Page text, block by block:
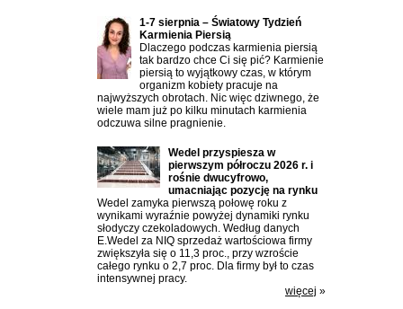
1-7 sierpnia – Światowy Tydzień
Karmienia Piersią
Dlaczego podczas karmienia piersią
tak bardzo chce Ci się pić? Karmienie
piersią to wyjątkowy czas, w którym
organizm kobiety pracuje na
najwyższych obrotach. Nic więc dziwnego, że
wiele mam już po kilku minutach karmienia
odczuwa silne pragnienie.
Wedel przyspiesza w
pierwszym półroczu 2026 r. i
rośnie dwucyfrowo,
umacniając pozycję na rynku
Wedel zamyka pierwszą połowę roku z
wynikami wyraźnie powyżej dynamiki rynku
słodyczy czekoladowych. Według danych
E.Wedel za NIQ sprzedaż wartościowa firmy
zwiększyła się o 11,3 proc., przy wzroście
całego rynku o 2,7 proc. Dla firmy był to czas
intensywnej pracy.
więcej »